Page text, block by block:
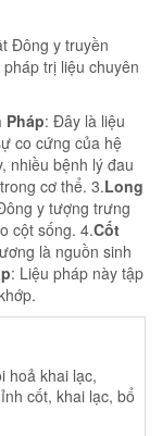
Đông y truyền
trị liệu chuyên
Pháp: Đây là liệu
co cứng của hệ
nhiều bệnh lý đau
cơ thể. 3.Long
y tượng trưng
cột sống. 4.Cốt
là nguồn sinh
: Liệu pháp này tập
hoả khai lạc,
cốt, khai lạc, bổ